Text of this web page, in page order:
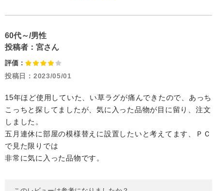
60代～/男性
投稿者： 宮さん
評価：
投稿日： 2023/05/01
15年ほど使用していた、い草ラグが痛んできたので、あっち
こっちと探してましたが、気に入った品物が目に留り、注文
しました。
五月連休に部屋の模様替えに設置したいと考えてます、ＰＣ
で見た限りでは
非常に気に入った品物です。